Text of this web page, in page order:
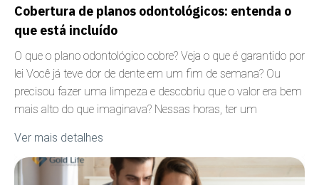
Cobertura de planos odontológicos: entenda o
que está incluído
O que o plano odontológico cobre? Veja o que é garantido por
lei Você já teve dor de dente em um fim de semana? Ou
precisou fazer uma limpeza e descobriu que o valor era bem
mais alto do que imaginava? Nessas horas, ter um
Ver mais detalhes